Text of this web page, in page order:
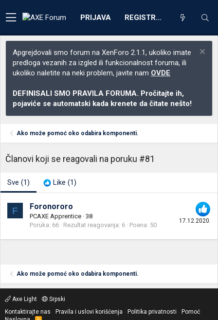
PRIJAVA REGISTRACIJA
Apgrejdovali smo forum na XenForo 2.1.1, ukoliko imate
predloga vezanih za izgled ili funkcionalnost foruma, ili
ukoliko naletite na neki problem, javite nam OVDE
DEFINISALI SMO PRAVILA FORUMA. Pročitajte ih,
pojaviće se automatski kada krenete da čitate nešto!
Ako može pomoć oko odabira komponenti.
Članovi koji se reagovali na poruku #81
Sve (1) Like (1)
F
17.12.2020.
Foronororo
PCAXE Apprentice · 38
Poruka 66 Rezultat reagovanja 6 Poena 50
Ako može pomoć oko odabira komponenti.
Axe Light
Srpski
Kontaktirajte nas
Pravila i uslovi korišćenja Politika privatnosti
Pomoć